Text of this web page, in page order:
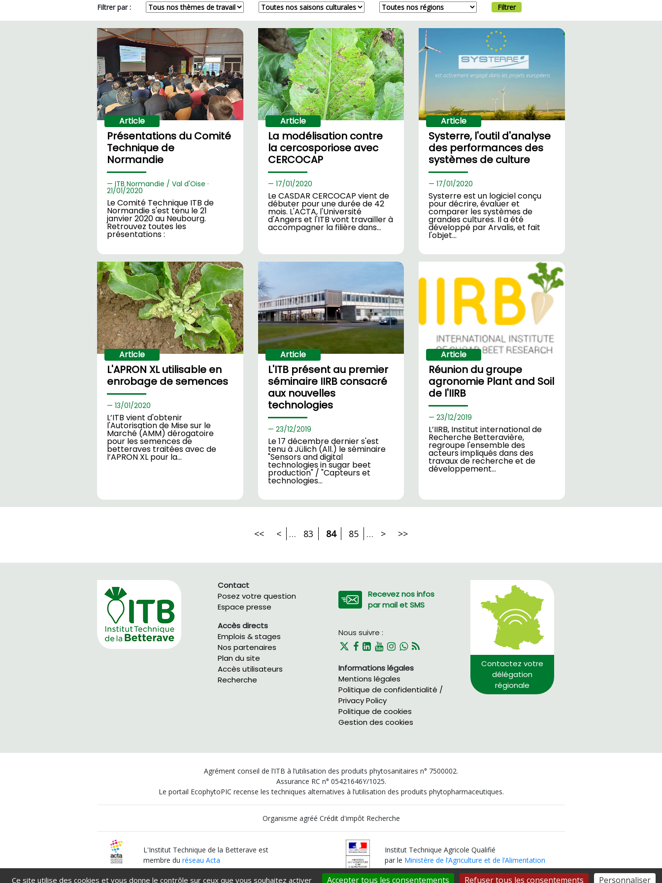
Filtrer par : Filtrer
Article
Présentations du Comité
Technique de
Normandie
ITB Normandie / Val d'Oise ·
21/01/2020
Le Comité Technique ITB de
Normandie s'est tenu le 21
janvier 2020 au Neubourg.
Retrouvez toutes les
présentations :
Article
La modélisation contre
la cercosporiose avec
CERCOCAP
17/01/2020
Le CASDAR CERCOCAP vient de
débuter pour une durée de 42
mois. L'ACTA, l'Université
d'Angers et l'ITB vont travailler à
accompagner la filière dans…
Article
Systerre, l'outil d'analyse
des performances des
systèmes de culture
17/01/2020
Systerre est un logiciel conçu
pour décrire, évaluer et
comparer les systèmes de
grandes cultures. Il a été
développé par Arvalis, et fait
l'objet…
Article
L'APRON XL utilisable en
enrobage de semences
13/01/2020
L’ITB vient d'obtenir
l'Autorisation de Mise sur le
Marché (AMM) dérogatoire
pour les semences de
betteraves traitées avec de
l’APRON XL pour la…
Article
L'ITB présent au premier
séminaire IIRB consacré
aux nouvelles
technologies
23/12/2019
Le 17 décembre dernier s'est
tenu à Jülich (All.) le séminaire
"Sensors and digital
technologies in sugar beet
production" / "Capteurs et
technologies…
Article
Réunion du groupe
agronomie Plant and Soil
de l'IIRB
23/12/2019
L’IIRB, Institut international de
Recherche Betteravière,
regroupe l'ensemble des
acteurs impliqués dans des
travaux de recherche et de
développement…
<< < … 83 84 85 … > >>
Contactez votre
délégation
régionale
Recevez nos infos
par mail et SMS
Nous suivre :
Informations légales
Mentions légales
Politique de confidentialité /
Privacy Policy
Politique de cookies
Gestion des cookies
Contact
Posez votre question
Espace presse
Accès directs
Emplois & stages
Nos partenaires
Plan du site
Accès utilisateurs
Recherche
Agrément conseil de l’ITB à l’utilisation des produits phytosanitaires n° 7500002.
Assurance RC n° 05421646Y/1025.
Le portail EcophytoPIC recense les techniques alternatives à l’utilisation des produits phytopharmaceutiques.
Organisme agréé Crédit d'impôt Recherche
L'Institut Technique de la Betterave est
membre duréseau Acta
Institut Technique Agricole Qualifié
par le Ministère de l’Agriculture et de l’Alimentation
Ce site utilise des cookies et vous donne le contrôle sur ceux que vous souhaitez activer Accepter tous les consentements Refuser tous les consentements Personnaliser